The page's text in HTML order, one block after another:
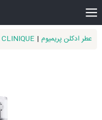
|||
عطر ادکلن پریمیوم |
CLINIQUE